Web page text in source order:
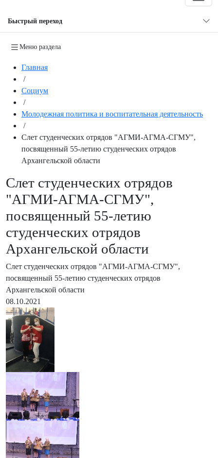
Быстрый переход
Меню раздела
Главная
/
Социум
/
Молодежная политика и воспитательная деятельность
/
Слет студенческих отрядов "АГМИ-АГМА-СГМУ",
посвященный 55-летию студенческих отрядов
Архангельской области
Слет студенческих отрядов
"АГМИ-АГМА-СГМУ",
посвященный 55-летию
студенческих отрядов
Архангельской области
Слет студенческих отрядов "АГМИ-АГМА-СГМУ",
посвященный 55-летию студенческих отрядов
Архангельской области
08.10.2021